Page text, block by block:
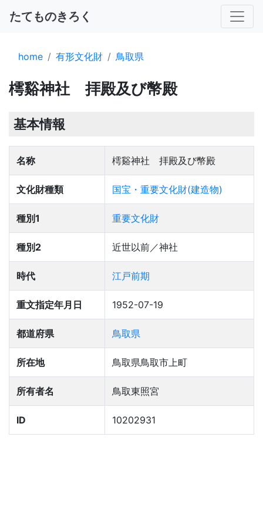
たてものきろく
home 有形文化財 鳥取県
樗谿神社 拝殿及び幣殿
基本情報
名称 樗谿神社 拝殿及び幣殿
文化財種類 国宝・重要文化財(建造物)
種別1 重要文化財
種別2 近世以前／神社
時代 江戸前期
重文指定年月日 1952-07-19
都道府県 鳥取県
所在地 鳥取県鳥取市上町
所有者名 鳥取東照宮
ID 10202931